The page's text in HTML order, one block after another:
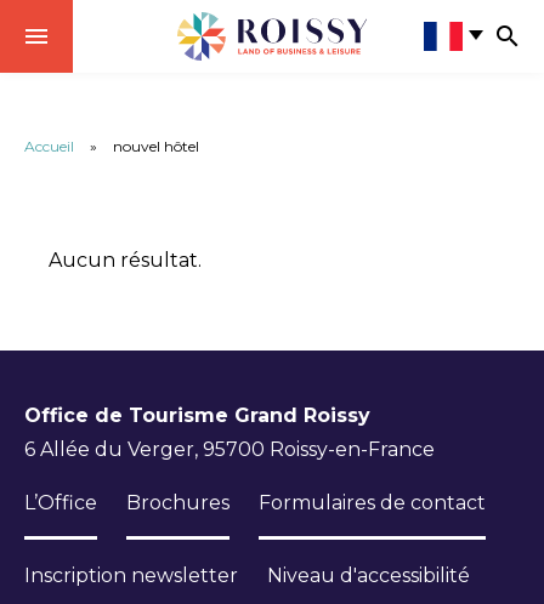
Accueil » nouvel hôtel
Aucun résultat.
Office de Tourisme Grand Roissy
6 Allée du Verger, 95700 Roissy-en-France
L’Office Brochures Formulaires de contact
Inscription newsletter Niveau d'accessibilité